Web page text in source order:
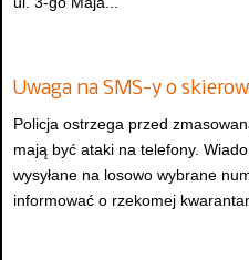
Uwaga na SMS-y o
Policja ostrzega przed
mają być ataki na telefony.
wysyłane na losowo wybrane
informować o rzekomej